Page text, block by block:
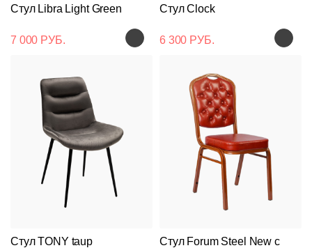
Стул Libra Light Green
7 000 РУБ.
Стул Clock
6 300 РУБ.
Стул TONY taup
Стул Forum Steel New с